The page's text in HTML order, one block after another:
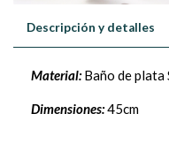
Descripción y detalles
Material:Baño de plata
Dimensiones:45cm